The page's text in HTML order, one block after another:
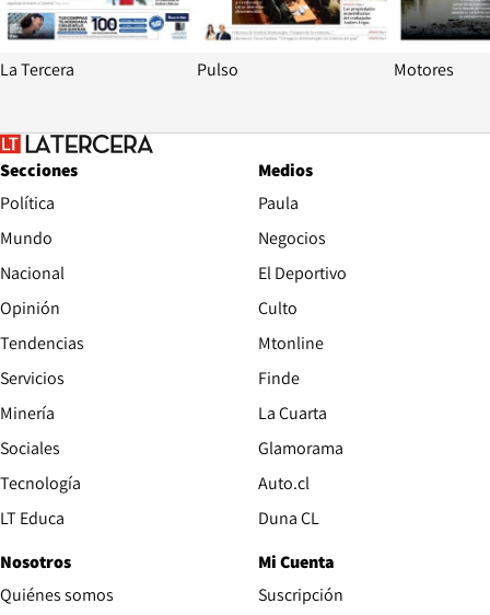
La Tercera Pulso Motores
Secciones
Política
Mundo
Nacional
Opinión
Tendencias
Servicios
Minería
Sociales
Tecnología
LT Educa
Medios
Paula
Negocios
El Deportivo
Culto
Mtonline
Finde
La Cuarta
Glamorama
Auto.cl
Duna CL
Nosotros
Quiénes somos
Mi Cuenta
Suscripción